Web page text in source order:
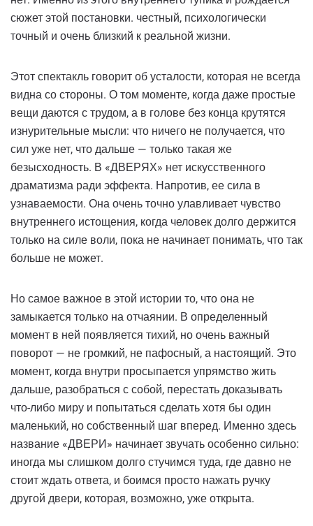
сюжет этой постановки. честный, психологически
точный и очень близкий к реальной жизни.
Этот спектакль говорит об усталости, которая не всегда
видна со стороны. О том моменте, когда даже простые
вещи даются с трудом, а в голове без конца крутятся
изнурительные мысли: что ничего не получается, что
сил уже нет, что дальше — только такая же
безысходность. В «ДВЕРЯХ» нет искусственного
драматизма ради эффекта. Напротив, ее сила в
узнаваемости. Она очень точно улавливает чувство
внутреннего истощения, когда человек долго держится
только на силе воли, пока не начинает понимать, что так
больше не может.
Но самое важное в этой истории то, что она не
замыкается только на отчаянии. В определенный
момент в ней появляется тихий, но очень важный
поворот — не громкий, не пафосный, а настоящий. Это
момент, когда внутри просыпается упрямство жить
дальше, разобраться с собой, перестать доказывать
что-либо миру и попытаться сделать хотя бы один
маленький, но собственный шаг вперед. Именно здесь
название «ДВЕРИ» начинает звучать особенно сильно:
иногда мы слишком долго стучимся туда, где давно не
стоит ждать ответа, и боимся просто нажать ручку
другой двери, которая, возможно, уже открыта.